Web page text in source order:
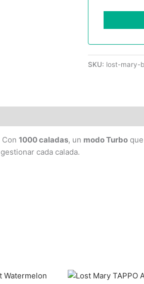
SKU: lost-mary-
1000 caladas, un modo Turbo
cada calada.